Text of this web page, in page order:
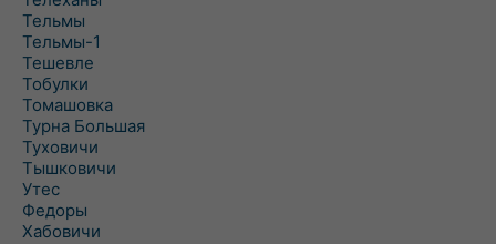
Тельмы
Тельмы-1
Тешевле
Тобулки
Томашовка
Турна Большая
Туховичи
Тышковичи
Утес
Федоры
Хабовичи